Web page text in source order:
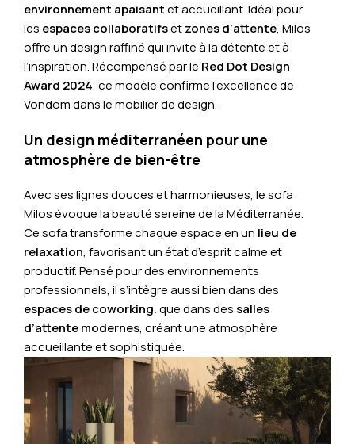
environnement apaisantet accueillant. Idéal pour
les espaces collaboratifsetzones d’attente, Milos
offre un design raffiné qui invite à la détente et à
l’inspiration. Récompensé par le Red Dot Design
Award 2024, ce modèle confirme l’excellence de
Vondom dans le mobilier de design.
Un design méditerranéen pour une
atmosphère de bien-être
Avec ses lignes douces et harmonieuses, le sofa
Milos évoque la beauté sereine de la Méditerranée.
Ce sofa transforme chaque espace en un lieu de
relaxation, favorisant un état d’esprit calme et
productif. Pensé pour des environnements
professionnels, il s’intègre aussi bien dans des
espaces de coworking.que dans des salles
d’attente modernes, créant une atmosphère
accueillante et sophistiquée.